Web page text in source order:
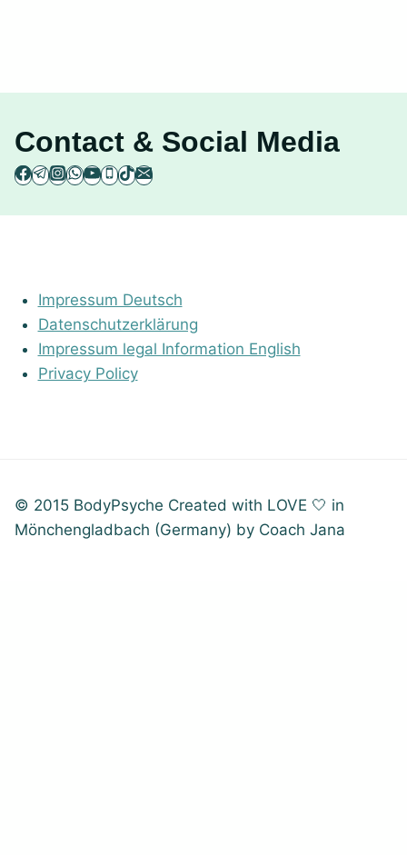
Contact & Social Media
Impressum Deutsch
Datenschutzerklärung
Impressum legal Information English
Privacy Policy
© 2015 BodyPsyche Created with LOVE 🤍 in
Mönchengladbach (Germany) by Coach Jana